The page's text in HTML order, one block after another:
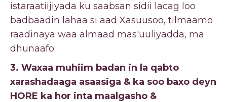
istaraatiijiyada ku saabsan sidii lacag loo
badbaadin lahaa si aad Xasuusoo, tilmaamo
raadinaya waa almaad mas'uuliyadda, ma
dhunaafo
3. Waxaa muhiim badan in la qabto
xarashadaaga asaasiga & ka soo baxo deyn
HORE ka hor inta maalgasho &